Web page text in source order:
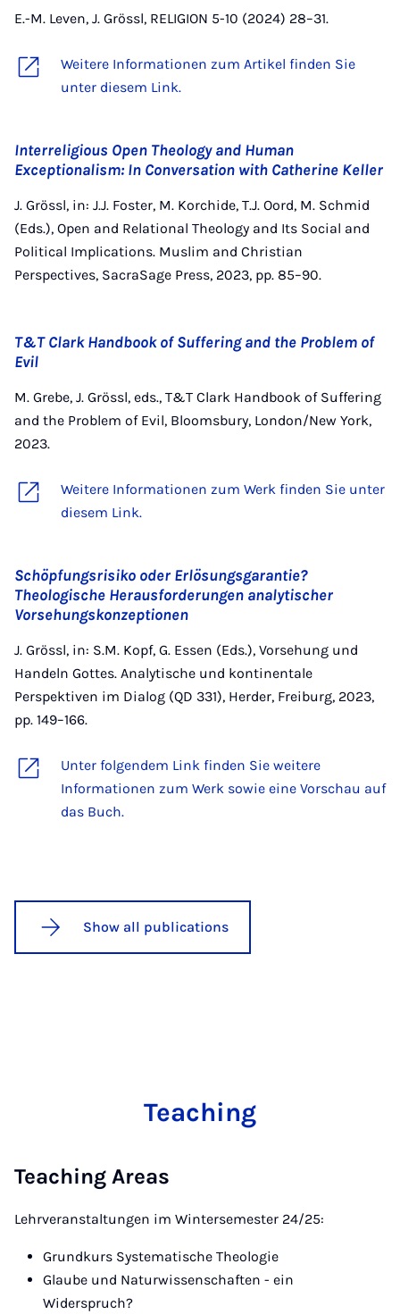
E.-M. Leven, J. Grössl, RELIGION 5-10 (2024) 28–31.
Weitere Informationen zum Artikel finden Sie
unter diesem Link.
Interreligious Open Theology and Human
Exceptionalism: In Conversation with Catherine Keller
J. Grössl, in: J.J. Foster, M. Korchide, T.J. Oord, M. Schmid
(Eds.), Open and Relational Theology and Its Social and
Political Implications. Muslim and Christian
Perspectives, SacraSage Press, 2023, pp. 85–90.
T&T Clark Handbook of Suffering and the Problem of
Evil
M. Grebe, J. Grössl, eds., T&T Clark Handbook of Suffering
and the Problem of Evil, Bloomsbury, London/New York,
2023.
Weitere Informationen zum Werk finden Sie unter
diesem Link.
Schöpfungsrisiko oder Erlösungsgarantie?
Theologische Herausforderungen analytischer
Vorsehungskonzeptionen
J. Grössl, in: S.M. Kopf, G. Essen (Eds.), Vorsehung und
Handeln Gottes. Analytische und kontinentale
Perspektiven im Dialog (QD 331), Herder, Freiburg, 2023,
pp. 149–166.
Unter folgendem Link finden Sie weitere
Informationen zum Werk sowie eine Vorschau auf
das Buch.
Show all publications
Teaching
Teaching Areas
Lehrveranstaltungen im Wintersemester 24/25:
Grundkurs Systematische Theologie
Glaube und Naturwissenschaften - ein
Widerspruch?